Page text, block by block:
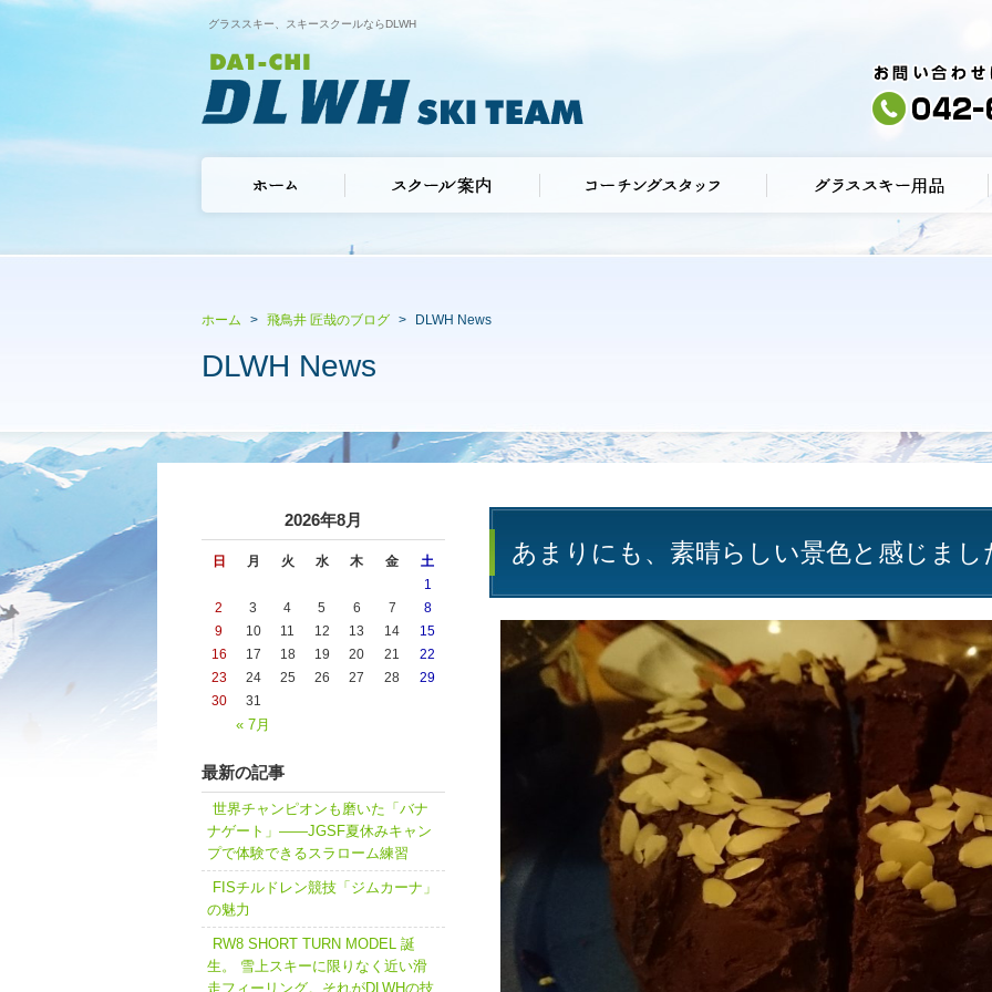
グラススキー、スキースクールならDLWH
ホーム 飛鳥井 匠哉のブログ DLWH News
DLWH News
あまりにも、素晴らしい景色と感じまし
2026年8月
日 月 火 水 木 金 土
« 7月
1
2
3 4 5 6 7
8
9
10 11 12 13 14
15
16
17 18 19 20 21
22
23
24 25 26 27 28
29
30
31
最新の記事
世界チャンピオンも磨いた「バナ
ナゲート」――JGSF夏休みキャン
プで体験できるスラローム練習
FISチルドレン競技「ジムカーナ」
の魅力
RW8 SHORT TURN MODEL 誕
生。 雪上スキーに限りなく近い滑
走フィーリング。それがDLWHの技